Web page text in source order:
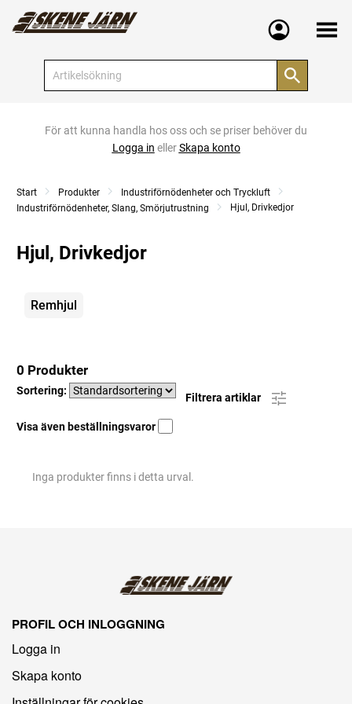
Meny
För att kunna handla hos oss och se priser behöver du
Logga in ellerSkapa konto
Start Produkter
Industriförnödenheter och Tryckluft
Industriförnödenheter, Slang, Smörjutrustning
Hjul, Drivkedjor
Hjul, Drivkedjor
Kategorier
Remhjul
0 Produkter
Sortering:
Filtrera artiklar
Visa även beställningsvaror
Inga produkter finns i detta urval.
PROFIL OCH INLOGGNING
Logga in
Skapa konto